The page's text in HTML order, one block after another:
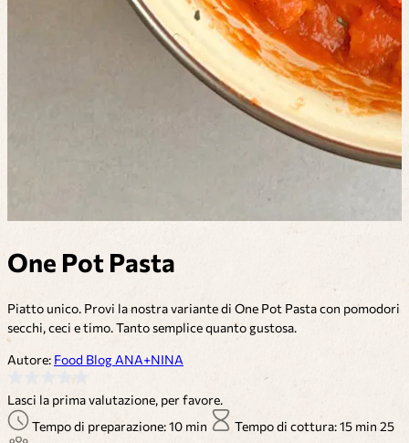
One Pot Pasta
Piatto unico. Provi la nostra variante di One Pot Pasta con pomodori
secchi, ceci e timo. Tanto semplice quanto gustosa.
Autore: Food Blog ANA+NINA
Lasci la prima valutazione, per favore.
Tempo di preparazione: 10 min
Tempo di cottura: 15 min 25